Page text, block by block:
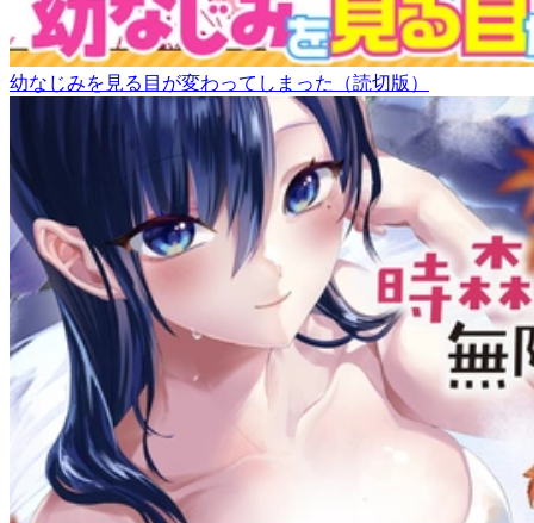
幼なじみを見る目が変わってしまった（読切版）